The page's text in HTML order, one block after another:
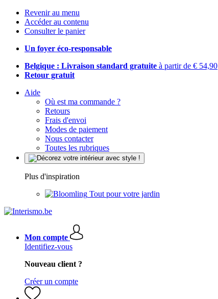
Revenir au menu
Accéder au contenu
Consulter le panier
Un foyer éco-responsable
Belgique : Livraison standard gratuite à partir de € 54,90
Retour gratuit
Aide
Où est ma commande ?
Retours
Frais d'envoi
Modes de paiement
Nous contacter
Toutes les rubriques
Plus d'inspiration
Tout pour votre jardin
Mon compte
Identifiez-vous
Nouveau client ?
Créer un compte